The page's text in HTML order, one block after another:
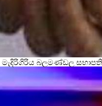
බලමණ්ඩල සභාපති